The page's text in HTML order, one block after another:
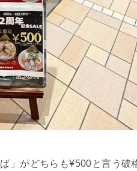
」がどちらも¥500と言う破